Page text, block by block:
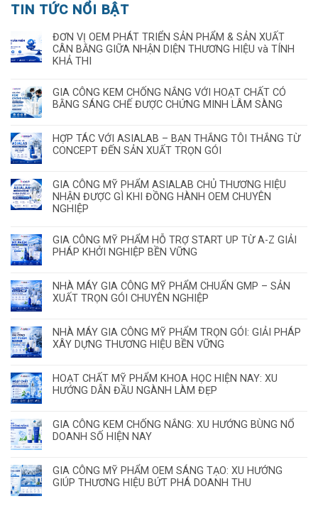
TIN TỨC NỔI BẬT
ĐƠN VỊ OEM PHÁT TRIỂN SẢN PHẨM & SẢN XUẤT
CÂN BẰNG GIỮA NHẬN DIỆN THƯƠNG HIỆU và TÍNH
KHẢ THI
GIA CÔNG KEM CHỐNG NẮNG VỚI HOẠT CHẤT CÓ
BẰNG SÁNG CHẾ ĐƯỢC CHỨNG MINH LÂM SÀNG
HỢP TÁC VỚI ASIALAB – BẠN THẮNG TÔI THẮNG TỪ
CONCEPT ĐẾN SẢN XUẤT TRỌN GÓI
GIA CÔNG MỸ PHẨM ASIALAB CHỦ THƯƠNG HIỆU
NHẬN ĐƯỢC GÌ KHI ĐỒNG HÀNH OEM CHUYÊN
NGHIỆP
GIA CÔNG MỸ PHẨM HỖ TRỢ START UP TỪ A-Z GIẢI
PHÁP KHỞI NGHIỆP BỀN VỮNG
NHÀ MÁY GIA CÔNG MỸ PHẨM CHUẨN GMP – SẢN
XUẤT TRỌN GÓI CHUYÊN NGHIỆP
NHÀ MÁY GIA CÔNG MỸ PHẨM TRỌN GÓI: GIẢI PHÁP
XÂY DỰNG THƯƠNG HIỆU BỀN VỮNG
HOẠT CHẤT MỸ PHẨM KHOA HỌC HIỆN NAY: XU
HƯỚNG DẪN ĐẦU NGÀNH LÀM ĐẸP
GIA CÔNG KEM CHỐNG NẮNG: XU HƯỚNG BÙNG NỔ
DOANH SỐ HIỆN NAY
GIA CÔNG MỸ PHẨM OEM SÁNG TẠO: XU HƯỚNG
GIÚP THƯƠNG HIỆU BỨT PHÁ DOANH THU